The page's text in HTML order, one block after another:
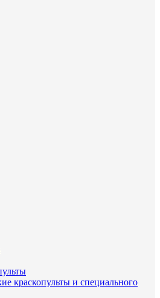
краскопульты и специального